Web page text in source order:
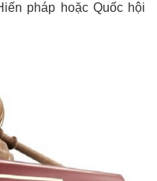
pháp hoặc Quốc hội